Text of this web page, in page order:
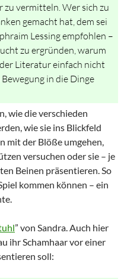
zu vermitteln. Wer sich zu
gemacht hat, dem sei
Lessing empfohlen –
zu ergründen, warum
Literatur einfach nicht
in die Dinge
wie die verschieden
wie sie ins Blickfeld
mit der Blöße umgehen,
versuchen oder sie – je
Beinen präsentieren. So
kommen können – ein
” von Sandra. Auch hier
ihr Schamhaar vor einer
soll: